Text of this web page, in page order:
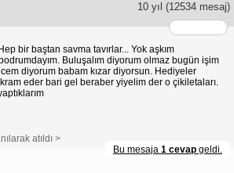
10 yıl (12534 mesaj)
bir baştan savma tavırlar... Yok aşkım
Buluşalım diyorum olmaz bugün işim
diyorum babam kızar diyorsun. Hediyeler
eder bari gel beraber yiyelim der o çikiletaları.
atıldı >
Bu mesaja 1 cevap geldi.